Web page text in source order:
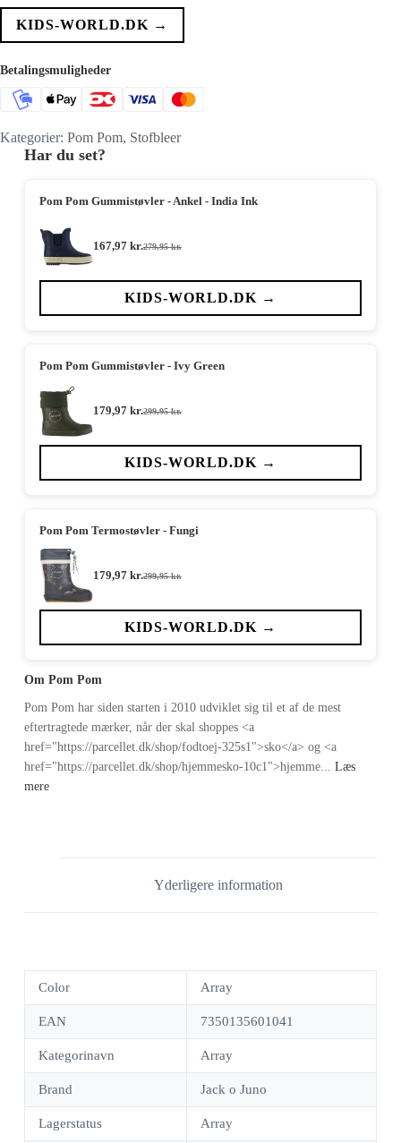
KIDS-WORLD.DK →
Betalingsmuligheder
Kategorier: Pom Pom, Stofbleer
Har du set?
Pom Pom Gummistøvler - Ankel - India Ink
279,95kr.
Den
pris
var:
167,97 kr.Den
pris
er:
KIDS-WORLD.DK →
Pom Pom Gummistøvler - Ivy Green
299,95kr.
Den
pris
var:
179,97 kr.Den
pris
er:
KIDS-WORLD.DK →
Pom Pom Termostøvler - Fungi
299,95kr.
Den
pris
var:
179,97 kr.Den
pris
er:
KIDS-WORLD.DK →
Om Pom Pom
Pom Pom har siden starten i 2010 udviklet sig til et af de mest
eftertragtede mærker, når der skal shoppes <a
href="https://parcellet.dk/shop/fodtoej-325s1">sko</a> og <a
href="https://parcellet.dk/shop/hjemmesko-10c1">hjemme... Læs
mere
Yderligere information
Color Array
EAN 7350135601041
Kategorinavn Array
Brand Jack o Juno
Lagerstatus Array